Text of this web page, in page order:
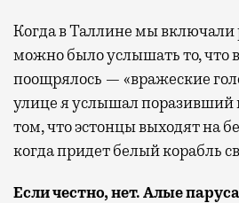
Когда в Таллине мы
можно было услышать то, что
поощрялось — «вражеские
улице я услышал поразивший
том, что эстонцы выходят на
когда придет белый корабль
Если честно, нет. Алые